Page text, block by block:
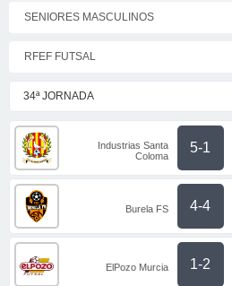
SENIORES MASCULINOS
RFEF FUTSAL
34ª JORNADA
Industrias Santa
Coloma
5-1
Burela FS 4-4
ElPozo Murcia 1-2